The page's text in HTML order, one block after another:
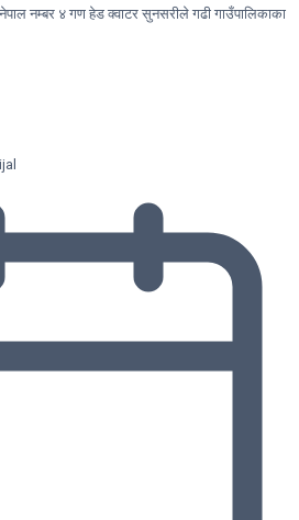
नम्बर ४ गण हेड क्वाटर सुनसरीले गढी गाउँपालिकाका